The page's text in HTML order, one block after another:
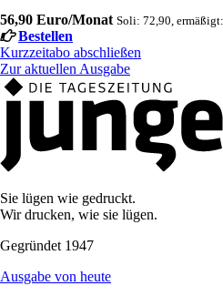
56,90 Euro/Monat Soli: 72,90,
Bestellen
Kurzzeitabo abschließen
Zur aktuellen Ausgabe
Sie lügen wie gedruckt.
Wir drucken, wie sie lügen.
Gegründet 1947
Ausgabe von heute